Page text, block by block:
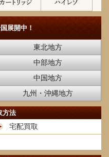
展開中！
東北地方
中部地方
中国地方
九州・沖縄地方
方法
宅配買取